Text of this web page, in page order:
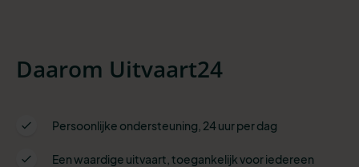
Daarom Uitvaart24
Persoonlijke ondersteuning, 24 uur per dag
Een waardige uitvaart, toegankelijk voor iedereen